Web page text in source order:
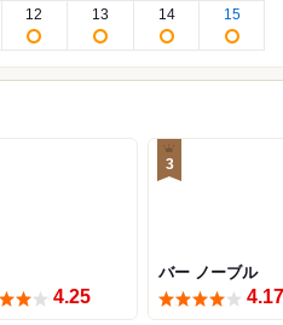
12 13 14 15
4.25
3
バー ノーブル
4.17